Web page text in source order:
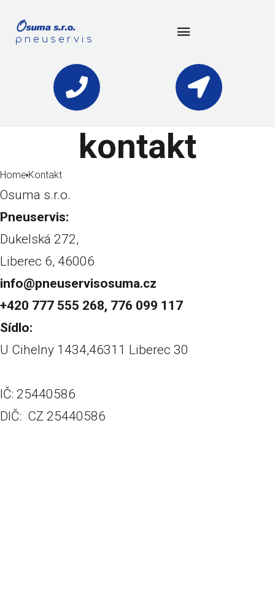
pneuservis
kontakt
Home Kontakt
Osuma s.r.o.
Pneuservis:
Dukelská 272,
Liberec 6, 46006
info@pneuservisosuma.cz
+420 777 555 268, 776 099 117
Sídlo:
U Cihelny 1434,46311 Liberec 30
IČ: 25440586
DIČ: CZ 25440586